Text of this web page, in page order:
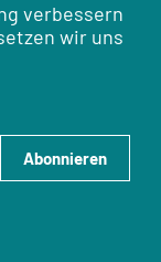
verbessern
wir uns
Abonnieren